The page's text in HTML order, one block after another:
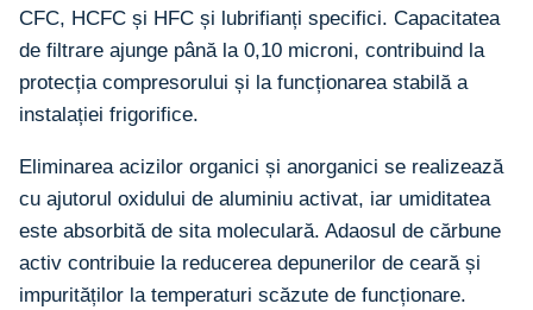
CFC, HCFC și HFC și lubrifianți specifici. Capacitatea
de filtrare ajunge până la 0,10 microni, contribuind la
protecția compresorului și la funcționarea stabilă a
instalației frigorifice.
Eliminarea acizilor organici și anorganici se realizează
cu ajutorul oxidului de aluminiu activat, iar umiditatea
este absorbită de sita moleculară. Adaosul de cărbune
activ contribuie la reducerea depunerilor de ceară și
impurităților la temperaturi scăzute de funcționare.